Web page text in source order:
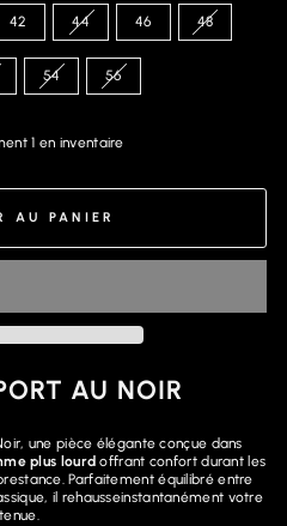
42 44 46 48
54 56
1 en inventaire
AU PANIER
AU NOIR
une pièce élégante conçue dans
plus lourd offrant confort durant les
Parfaitement équilibré entre
il rehausseinstantanément votre
tenue.